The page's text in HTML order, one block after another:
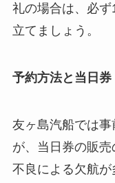
礼の場合は、必
立てましょう。
予約方法と当日券
友ヶ島汽船では
が、当日券の販
不良による欠航